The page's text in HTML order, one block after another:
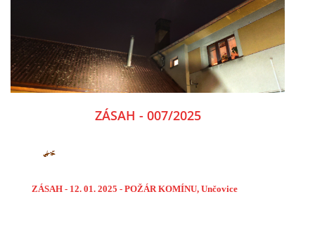
ZÁSAH - 007/2025
ZÁSAH - 12. 01. 2025 - POŽÁR KOMÍNU, Unčovice